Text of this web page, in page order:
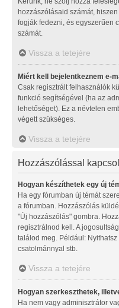
hozzászólásaid számát,
fogják fedezni, és egyszerűen
számát.
Vissza a tetejére
Miért kell bejelentkeznem e-
Csak regisztrált felhasználók
funkció segítségével (ha az
lehetőséget). Ez a névtelen
végett szükséges.
Vissza a tetejére
Hozzászólással
Hogyan készíthetek egy új
Ha egy fórumban új témát
a fórumban. Hozzászólás
"Új hozzászólás" gombra.
regisztrálnod kell. A
találod meg. Például:
csatolmánnyal stb.
Vissza a tetejére
Hogyan szerkeszthetek,
Ha nem vagy adminisztrátor